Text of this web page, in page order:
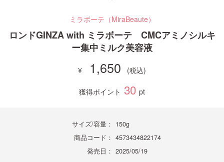
ミラボーテ（MiraBeaute）
ロンドGINZA with ミラボーテ CMCアミノシルキ
ー集中ミルク美容液
1,650
獲得ポイント 30 pt
サイズ/容量：
150g
商品コード： 4573434822174
発売日： 2025/05/19